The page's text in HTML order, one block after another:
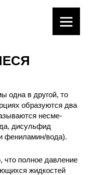
одна в другой, то
образуются два
несме-
дисульфид
фениламин/вода).
что полное давление
жидкостей